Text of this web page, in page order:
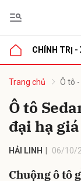
CHÍNH TRỊ -
Trang chủ Ô tô
Ô tô
đại hạ
HẢI LINH 06/10/
Chuộng ô tô
luận